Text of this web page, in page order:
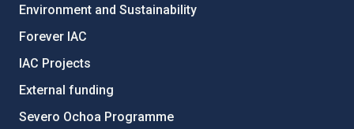
Environment and Sustainability
Forever IAC
IAC Projects
External funding
Severo Ochoa Programme